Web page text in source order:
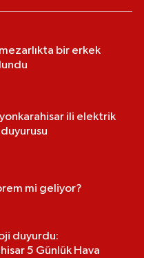
bir erkek
ili elektrik
mi geliyor?
duyurdu:
5 Günlük Hava